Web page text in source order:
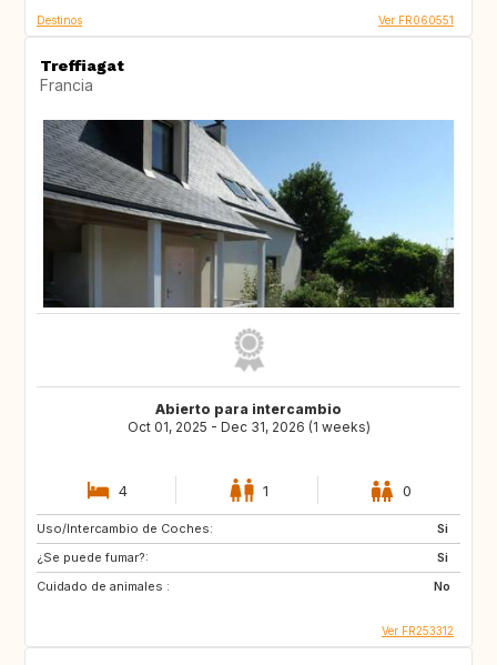
Destinos Ver FR060551
Treffiagat
Francia
Abierto para intercambio
Oct 01, 2025 - Dec 31, 2026 (1 weeks)
4 1 0
Uso/Intercambio de Coches:
Si
¿Se puede fumar?:
Si
Cuidado de animales :
No
Ver FR253312